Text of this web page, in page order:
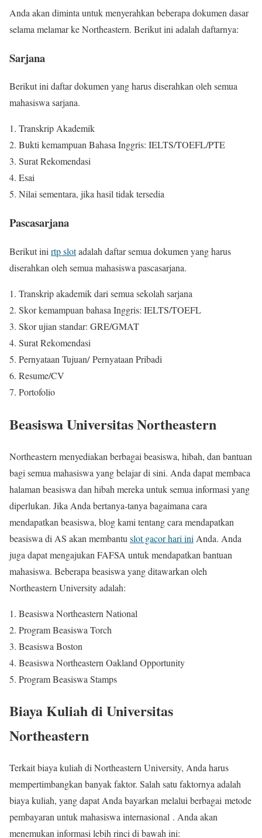
Anda akan diminta untuk menyerahkan beberapa dokumen dasar
selama melamar ke Northeastern. Berikut ini adalah daftarnya:
Sarjana
Berikut ini daftar dokumen yang harus diserahkan oleh semua
mahasiswa sarjana.
1. Transkrip Akademik
2. Bukti kemampuan Bahasa Inggris: IELTS/TOEFL/PTE
3. Surat Rekomendasi
4. Esai
5. Nilai sementara, jika hasil tidak tersedia
Pascasarjana
Berikut ini rtp slotadalah daftar semua dokumen yang harus
diserahkan oleh semua mahasiswa pascasarjana.
1. Transkrip akademik dari semua sekolah sarjana
2. Skor kemampuan bahasa Inggris: IELTS/TOEFL
3. Skor ujian standar: GRE/GMAT
4. Surat Rekomendasi
5. Pernyataan Tujuan/ Pernyataan Pribadi
6. Resume/CV
7. Portofolio
Beasiswa Universitas Northeastern
Northeastern menyediakan berbagai beasiswa, hibah, dan bantuan
bagi semua mahasiswa yang belajar di sini. Anda dapat membaca
halaman beasiswa dan hibah mereka untuk semua informasi yang
diperlukan. Jika Anda bertanya-tanya bagaimana cara
mendapatkan beasiswa, blog kami tentang cara mendapatkan
beasiswa di AS akan membantu slot gacor hari ini Anda. Anda
juga dapat mengajukan FAFSA untuk mendapatkan bantuan
mahasiswa. Beberapa beasiswa yang ditawarkan oleh
Northeastern University adalah:
1. Beasiswa Northeastern National
2. Program Beasiswa Torch
3. Beasiswa Boston
4. Beasiswa Northeastern Oakland Opportunity
5. Program Beasiswa Stamps
Biaya Kuliah di Universitas
Northeastern
Terkait biaya kuliah di Northeastern University, Anda harus
mempertimbangkan banyak faktor. Salah satu faktornya adalah
biaya kuliah, yang dapat Anda bayarkan melalui berbagai metode
pembayaran untuk mahasiswa internasional . Anda akan
menemukan informasi lebih rinci di bawah ini: